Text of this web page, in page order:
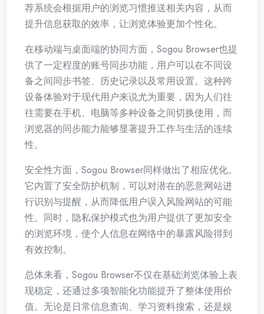
荐系统会根据用户的浏览习惯推送相关内容，从而
提升信息获取的效率，让浏览体验更加个性化。
在移动端与桌面端的协同方面，Sogou Browser也提
供了一定程度的账号同步功能，用户可以在不同设
备之间同步书签、历史记录以及常用设置。这种跨
设备体验对于现代用户来说尤为重要，因为人们往
往需要在手机、电脑等多种设备之间切换使用，而
浏览器的同步能力能够显著提升工作与生活的连续
性。
安全性方面，Sogou Browser同样做出了相应优化。
它内置了安全防护机制，可以对潜在的恶意网站进
行识别与提醒，从而降低用户误入风险网站的可能
性。同时，隐私保护模式也为用户提供了更加安全
的浏览环境，使个人信息在网络中的暴露风险得到
有效控制。
总体来看，Sogou Browser不仅在基础浏览体验上表
现稳定，还通过多项智能化功能提升了整体使用价
值。无论是日常信息查询、学习资料搜索，还是娱